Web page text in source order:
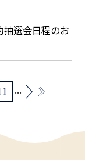
抽選会日程のお
...